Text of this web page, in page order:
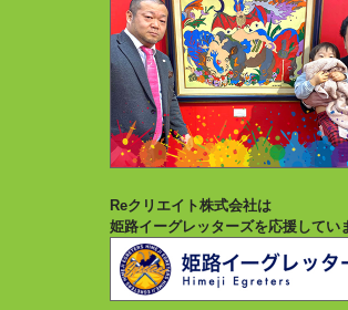
Reクリエイト株式会社は
姫路イーグレッターズを応援してい